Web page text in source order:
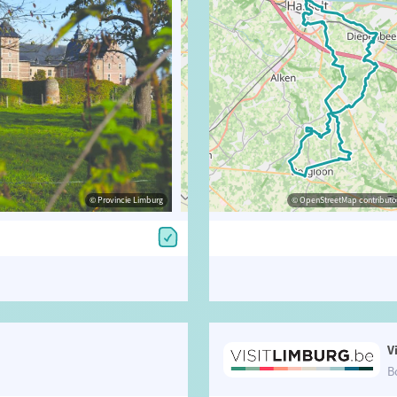
© Provincie Limburg © OpenStreetMap contributors,
© Robin Reynders - Provincie Limburg © OpenStreetMap